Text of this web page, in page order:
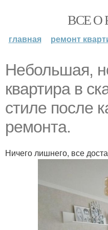
ВСЕ О
главная ремонт
Небольшая,
квартира в
стиле после
ремонта.
Ничего лишнего, все